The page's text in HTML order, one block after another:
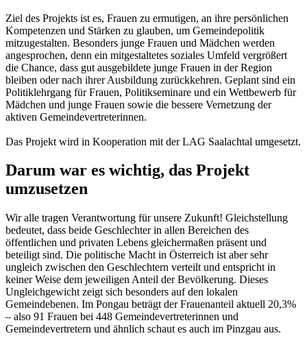
Ziel des Projekts ist es, Frauen zu ermutigen, an ihre persönlichen
Kompetenzen und Stärken zu glauben, um Gemeindepolitik
mitzugestalten. Besonders junge Frauen und Mädchen werden
angesprochen, denn ein mitgestaltetes soziales Umfeld vergrößert
die Chance, dass gut ausgebildete junge Frauen in der Region
bleiben oder nach ihrer Ausbildung zurückkehren. Geplant sind ein
Politiklehrgang für Frauen, Politikseminare und ein Wettbewerb für
Mädchen und junge Frauen sowie die bessere Vernetzung der
aktiven Gemeindevertreterinnen.
Das Projekt wird in Kooperation mit der LAG Saalachtal umgesetzt.
Darum war es wichtig, das Projekt
umzusetzen
Wir alle tragen Verantwortung für unsere Zukunft! Gleichstellung
bedeutet, dass beide Geschlechter in allen Bereichen des
öffentlichen und privaten Lebens gleichermaßen präsent und
beteiligt sind. Die politische Macht in Österreich ist aber sehr
ungleich zwischen den Geschlechtern verteilt und entspricht in
keiner Weise dem jeweiligen Anteil der Bevölkerung. Dieses
Ungleichgewicht zeigt sich besonders auf den lokalen
Gemeindebenen. Im Pongau beträgt der Frauenanteil aktuell 20,3%
– also 91 Frauen bei 448 Gemeindevertreterinnen und
Gemeindevertretern und ähnlich schaut es auch im Pinzgau aus.